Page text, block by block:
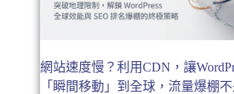
網站速度慢？利用CDN，讓
「瞬間移動」到全球，流量爆棚不